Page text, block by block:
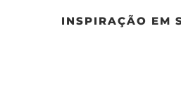
INSPIRAÇÃO EM